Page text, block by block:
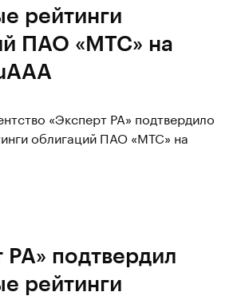
рейтинги
ПАО «МТС» на
«Эксперт РА» подтвердило
облигаций ПАО «МТС» на
РА» подтвердил
рейтинги